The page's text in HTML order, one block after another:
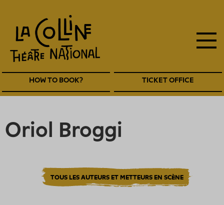
main
content
entête
HOW TO BOOK? TICKET OFFICE
navigation
EN
Oriol Broggi
TOUS LES AUTEURS ET METTEURS EN SCÈNE